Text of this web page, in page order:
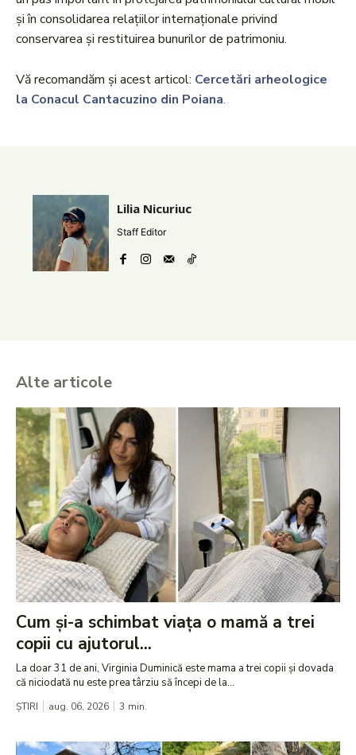
și în consolidarea relațiilor internaționale privind
conservarea și restituirea bunurilor de patrimoniu.
Vă recomandăm și acest articol: Cercetări arheologice
la Conacul Cantacuzino din Poiana.
Lilia Nicuriuc
Staff Editor
Alte articole
Cum și-a schimbat viața o mamă a trei
copii cu ajutorul...
La doar 31 de ani, Virginia Duminică este mama a trei copii și dovada
că niciodată nu este prea târziu să începi de la...
ȘTIRI aug. 06, 2026 3 min.